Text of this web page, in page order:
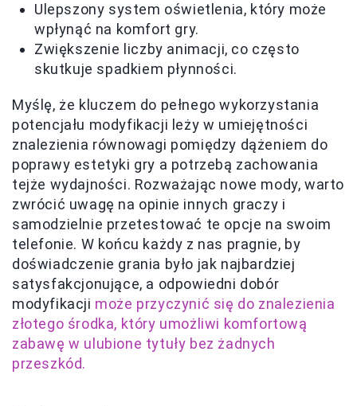
Ulepszony system oświetlenia, który może
wpłynąć na komfort gry.
Zwiększenie liczby animacji, co często
skutkuje spadkiem płynności.
Myślę, że kluczem do pełnego wykorzystania
potencjału modyfikacji leży w umiejętności
znalezienia równowagi pomiędzy dążeniem do
poprawy estetyki gry a potrzebą zachowania
tejże wydajności. Rozważając nowe mody, warto
zwrócić uwagę na opinie innych graczy i
samodzielnie przetestować te opcje na swoim
telefonie. W końcu każdy z nas pragnie, by
doświadczenie grania było jak najbardziej
satysfakcjonujące, a odpowiedni dobór
modyfikacji może przyczynić się do znalezienia
złotego środka, który umożliwi komfortową
zabawę w ulubione tytuły bez żadnych
przeszkód.